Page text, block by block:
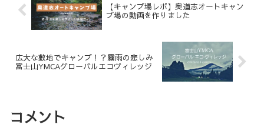
【キャンプ場レポ】奥道志オートキャン
プ場の動画を作りました
広大な敷地でキャンプ！？霧雨の悲しみ
富士山YMCAグローバルエコヴィレッジ
コメント